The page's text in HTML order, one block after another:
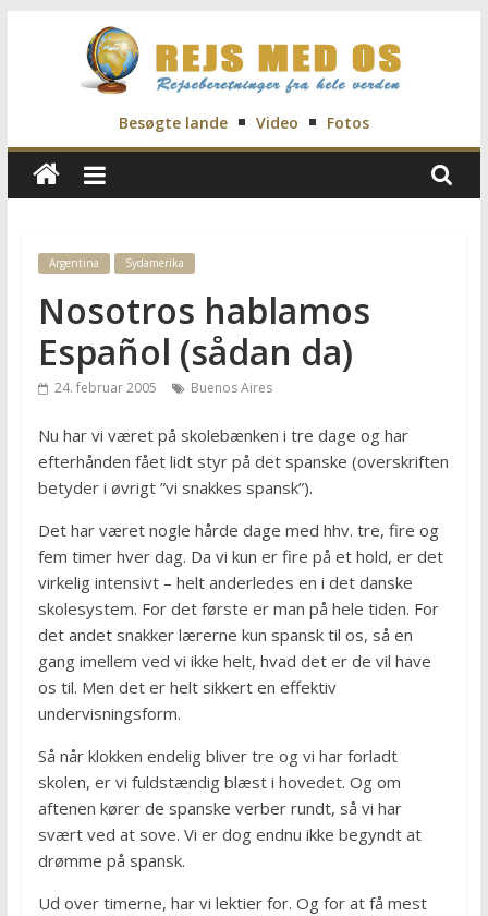
Rejs
Med
Os
Rejseblog
for
Vilde,
Frida,
og
Morten
Besøgte lande Video Fotos
Argentina Sydamerika
Nosotros hablamos
Español (sådan da)
24. februar 2005 Buenos Aires
Nu har vi været på skolebænken i tre dage og har
efterhånden fået lidt styr på det spanske (overskriften
betyder i øvrigt ”vi snakkes spansk”).
Det har været nogle hårde dage med hhv. tre, fire og
fem timer hver dag. Da vi kun er fire på et hold, er det
virkelig intensivt – helt anderledes en i det danske
skolesystem. For det første er man på hele tiden. For
det andet snakker lærerne kun spansk til os, så en
gang imellem ved vi ikke helt, hvad det er de vil have
os til. Men det er helt sikkert en effektiv
undervisningsform.
Så når klokken endelig bliver tre og vi har forladt
skolen, er vi fuldstændig blæst i hovedet. Og om
aftenen kører de spanske verber rundt, så vi har
svært ved at sove. Vi er dog endnu ikke begyndt at
drømme på spansk.
Ud over timerne, har vi lektier for. Og for at få mest